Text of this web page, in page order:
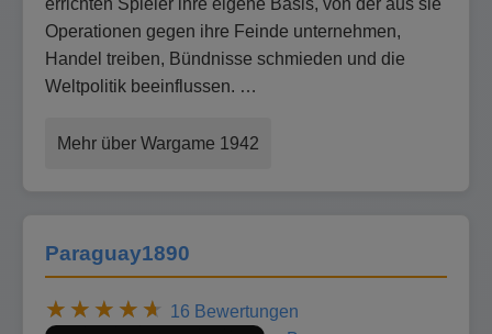
errichten Spieler ihre eigene Basis, von der aus sie
Operationen gegen ihre Feinde unternehmen,
Handel treiben, Bündnisse schmieden und die
Weltpolitik beeinflussen. …
Mehr über Wargame 1942
Paraguay1890
16 Bewertungen